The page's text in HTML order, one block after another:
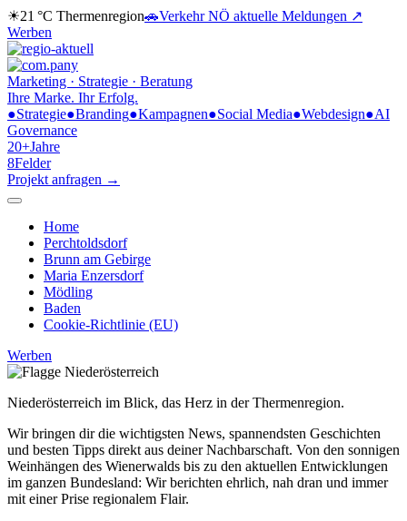
☀21 °C Thermenregion🚗Verkehr NÖ aktuelle Meldungen ↗
Werben
Marketing · Strategie · Beratung
Ihre Marke. Ihr Erfolg.
●Strategie●Branding●Kampagnen●Social Media●Webdesign●AI
Governance
20+Jahre
8Felder
Projekt anfragen →
Home
Perchtoldsdorf
Brunn am Gebirge
Maria Enzersdorf
Mödling
Baden
Cookie-Richtlinie (EU)
Werben
Niederösterreich im Blick, das Herz in der Thermenregion.
Wir bringen dir die wichtigsten News, spannendsten Geschichten
und besten Tipps direkt aus deiner Nachbarschaft. Von den sonnigen
Weinhängen des Wienerwalds bis zu den aktuellen Entwicklungen
im ganzen Bundesland: Wir berichten ehrlich, nah dran und immer
mit einer Prise regionalem Flair.